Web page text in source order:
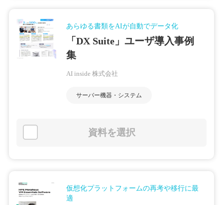
あらゆる書類をAIが自動でデータ化
「DX Suite」ユーザ導入事例
集
AI inside 株式会社
サーバー機器・システム
資料を選択
仮想化プラットフォームの再考や移行に最
適